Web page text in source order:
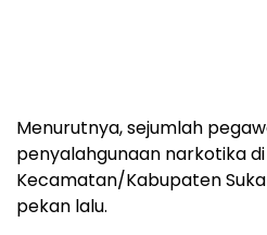
Menurutnya, sejumlah
penyalahgunaan narkotika
Kecamatan/Kabupaten
pekan lalu.